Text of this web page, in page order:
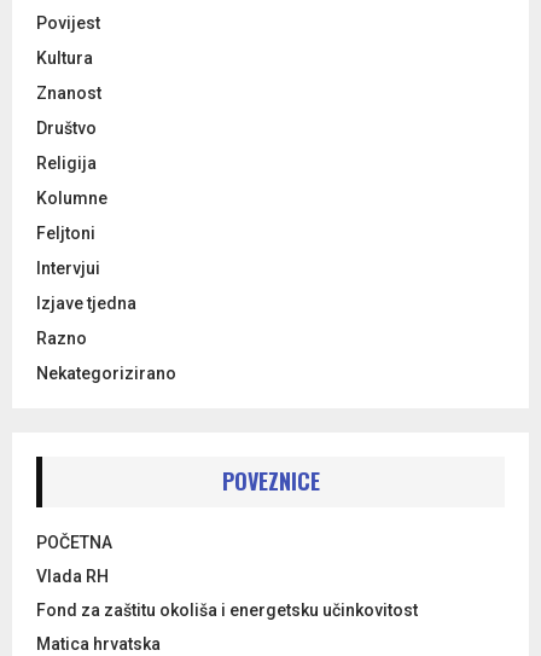
Povijest
Kultura
Znanost
Društvo
Religija
Kolumne
Feljtoni
Intervjui
Izjave tjedna
Razno
Nekategorizirano
POVEZNICE
POČETNA
Vlada RH
Fond za zaštitu okoliša i energetsku učinkovitost
Matica hrvatska